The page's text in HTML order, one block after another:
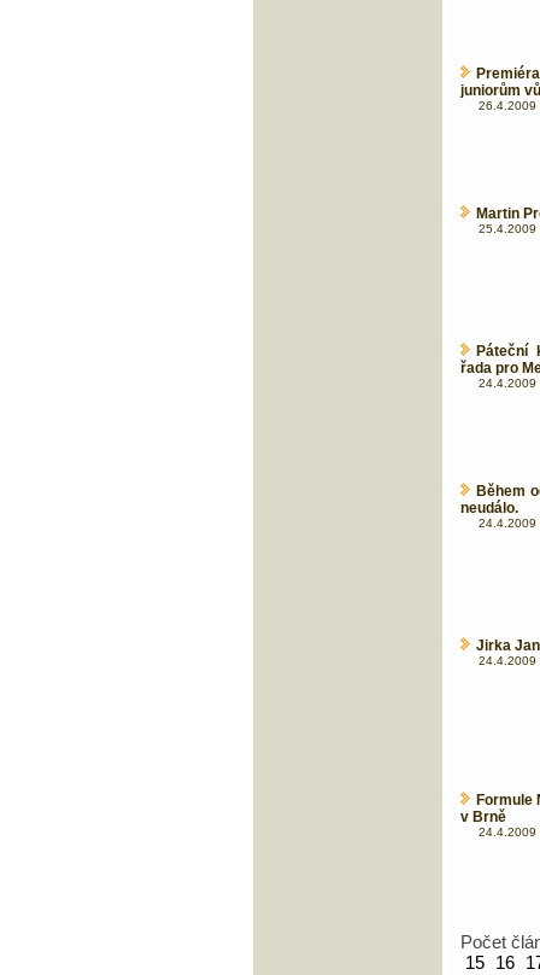
juniorům
26.4.2009
Martin
25.4.2009
Páteční
řada pro
24.4.2009
Během
neudálo.
24.4.2009
Jirka
24.4.2009
Formule
v Brně
24.4.2009
Počet
15 16